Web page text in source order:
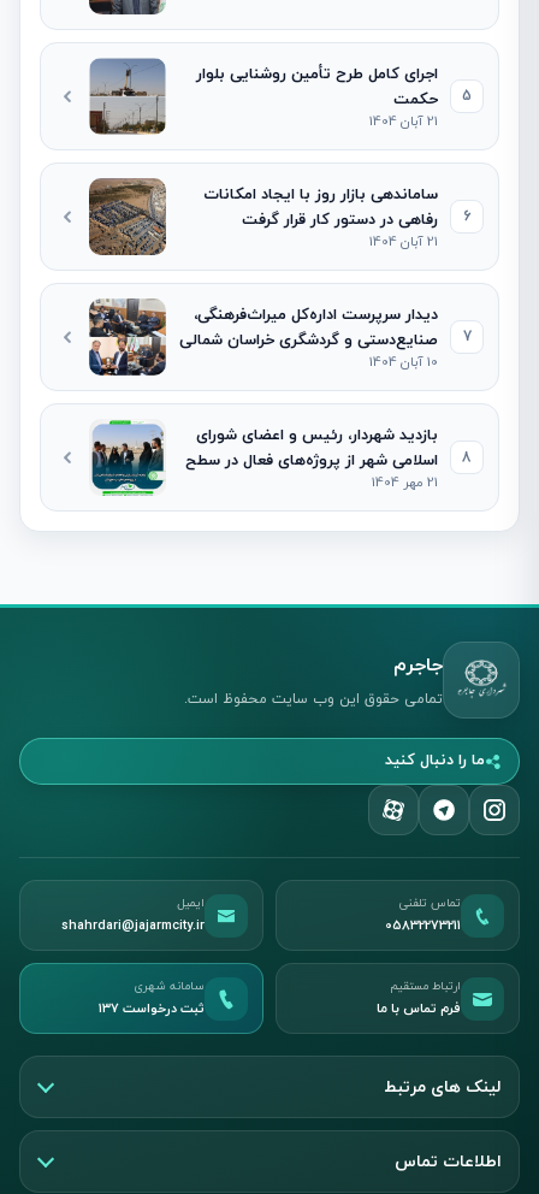
5
اجرای کامل طرح تأمین روشنایی بلوار
حکمت
21 آبان 1404
6
ساماندهی بازار روز با ایجاد امکانات
رفاهی در دستور کار قرار گرفت
21 آبان 1404
7
دیدار سرپرست اداره‌کل میراث‌فرهنگی،
صنایع‌دستی و گردشگری خراسان شمالی
با شهردار و رئیس شورای اسلامی شهر
جاجرم
10 آبان 1404
8
بازدید شهردار، رئیس و اعضای شورای
اسلامی شهر از پروژه‌های فعال در سطح
شهر
21 مهر 1404
جاجرم
تمامی حقوق این وب سایت محفوظ است.
ما را دنبال کنید
تماس تلفنی
05832273211
ایمیل
shahrdari@jajarmcity.ir
ارتباط مستقیم
فرم تماس با ما
سامانه شهری
ثبت درخواست ۱۳۷
لینک های مرتبط
اطلاعات تماس